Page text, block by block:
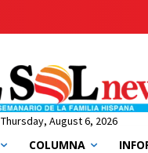
Thursday, August 6, 2026
COLUMNA